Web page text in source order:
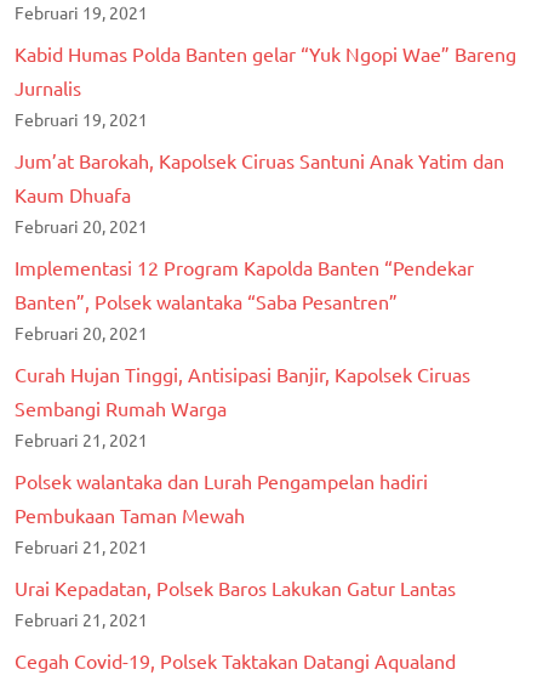
Februari 19, 2021
Kabid Humas Polda Banten gelar “Yuk Ngopi Wae” Bareng
Jurnalis
Februari 19, 2021
Jum’at Barokah, Kapolsek Ciruas Santuni Anak Yatim dan
Kaum Dhuafa
Februari 20, 2021
Implementasi 12 Program Kapolda Banten “Pendekar
Banten”, Polsek walantaka “Saba Pesantren”
Februari 20, 2021
Curah Hujan Tinggi, Antisipasi Banjir, Kapolsek Ciruas
Sembangi Rumah Warga
Februari 21, 2021
Polsek walantaka dan Lurah Pengampelan hadiri
Pembukaan Taman Mewah
Februari 21, 2021
Urai Kepadatan, Polsek Baros Lakukan Gatur Lantas
Februari 21, 2021
Cegah Covid-19, Polsek Taktakan Datangi Aqualand